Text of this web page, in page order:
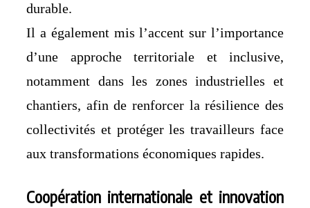
durable.
Il a également mis l’accent sur l’importance
d’une approche territoriale et inclusive,
notamment dans les zones industrielles et
chantiers, afin de renforcer la résilience des
collectivités et protéger les travailleurs face
aux transformations économiques rapides.
Coopération internationale et innovation